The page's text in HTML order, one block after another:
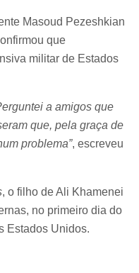
Masoud Pezeshkian
que
militar de Estados
a amigos que
que, pela graça de
problema”, escreveu
, o filho de Ali Khamenei
no primeiro dia do
Estados Unidos.